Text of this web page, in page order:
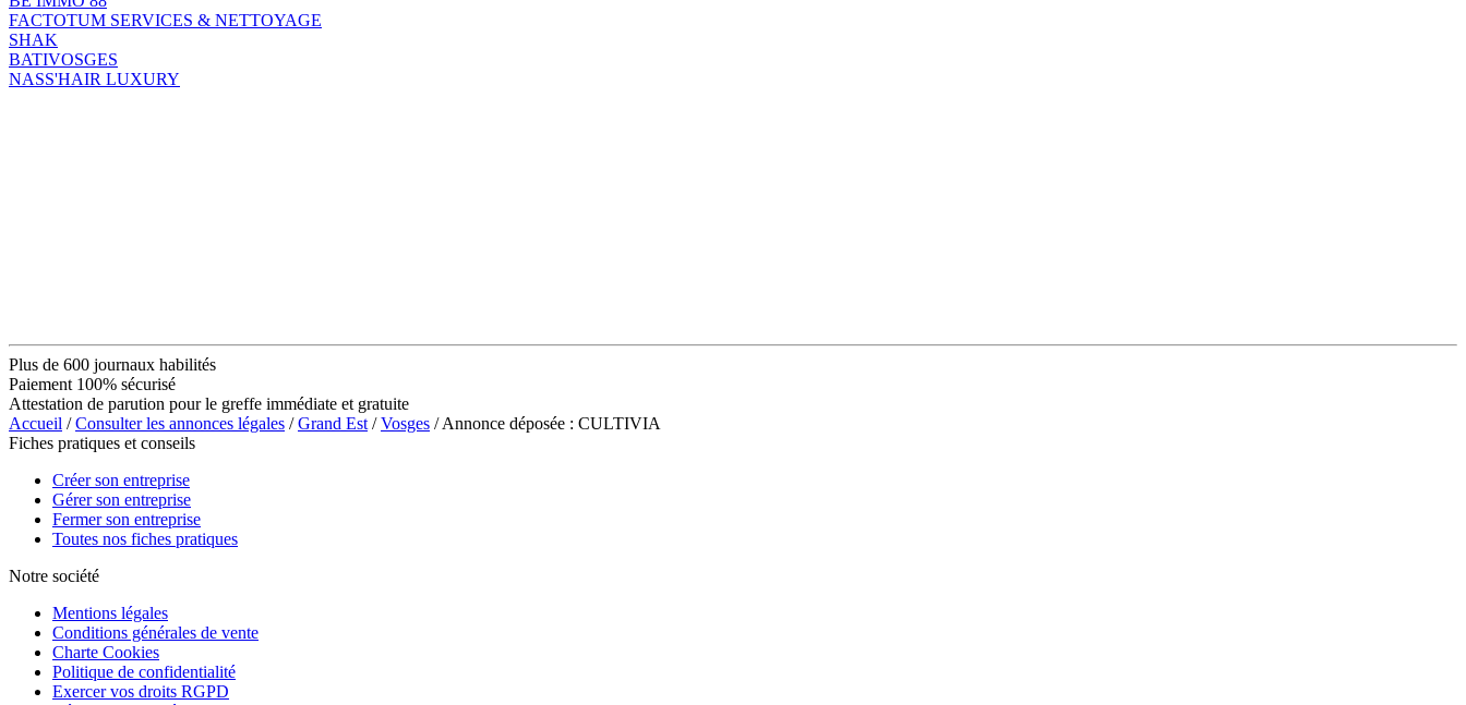
FACTOTUM SERVICES & NETTOYAGE
SHAK
BATIVOSGES
NASS'HAIR LUXURY
Plus de 600 journaux habilités
Paiement 100% sécurisé
Attestation de parution pour le greffe immédiate et gratuite
Accueil /Consulter les annonces légales /Grand Est /Vosges / Annonce déposée : CULTIVIA
Fiches pratiques et conseils
Créer son entreprise
Gérer son entreprise
Fermer son entreprise
Toutes nos fiches pratiques
Notre société
Mentions légales
Conditions générales de vente
Charte Cookies
Politique de confidentialité
Exercer vos droits RGPD